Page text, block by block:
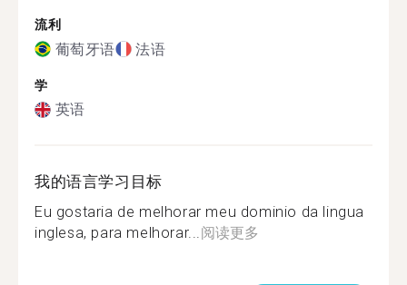
流利
葡萄牙语 法语
学
英语
我的语言学习目标
Eu gostaria de melhorar meu dominio da lingua
inglesa, para melhorar...阅读更多